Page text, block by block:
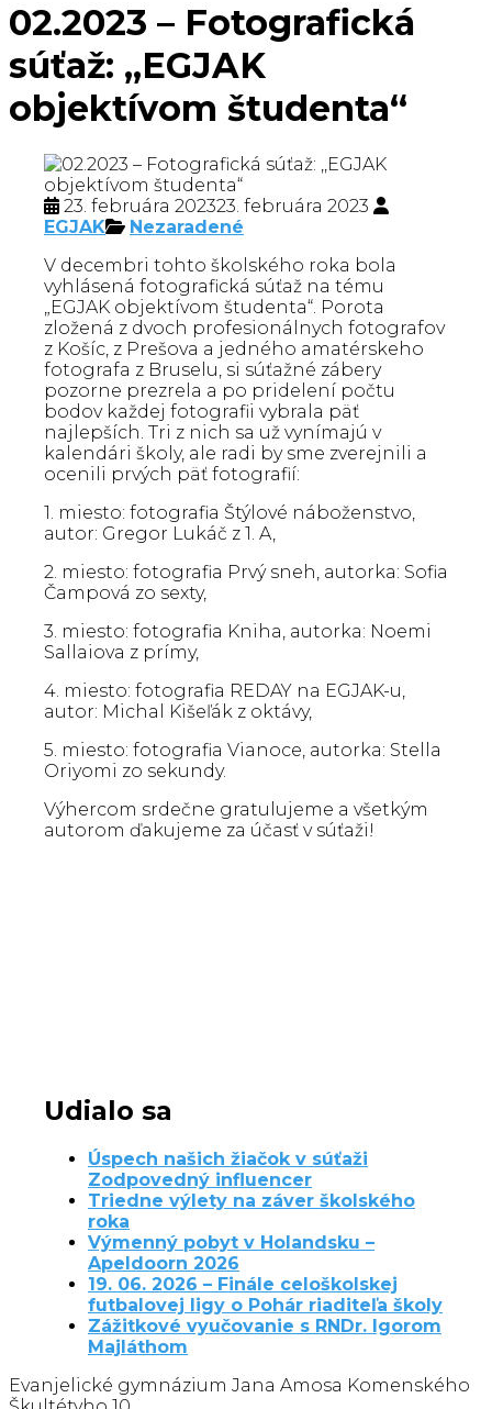
02.2023 – Fotografická
súťaž: ,,EGJAK
objektívom študenta“
23. februára 202323. februára 2023
EGJAK
Nezaradené
V decembri tohto školského roka bola
vyhlásená fotografická súťaž na tému
„EGJAK objektívom študenta“. Porota
zložená z dvoch profesionálnych fotografov
z Košíc, z Prešova a jedného amatérskeho
fotografa z Bruselu, si súťažné zábery
pozorne prezrela a po pridelení počtu
bodov každej fotografii vybrala päť
najlepších. Tri z nich sa už vynímajú v
kalendári školy, ale radi by sme zverejnili a
ocenili prvých päť fotografií:
1. miesto: fotografia Štýlové náboženstvo,
autor: Gregor Lukáč z 1. A,
2. miesto: fotografia Prvý sneh, autorka: Sofia
Čampová zo sexty,
3. miesto: fotografia Kniha, autorka: Noemi
Sallaiova z prímy,
4. miesto: fotografia REDAY na EGJAK-u,
autor: Michal Kišeľák z oktávy,
5. miesto: fotografia Vianoce, autorka: Stella
Oriyomi zo sekundy.
Výhercom srdečne gratulujeme a všetkým
autorom ďakujeme za účasť v súťaži!
Udialo sa
Úspech našich žiačok v súťaži
Zodpovedný influencer
Triedne výlety na záver školského
roka
Výmenný pobyt v Holandsku –
Apeldoorn 2026
19. 06. 2026 – Finále celoškolskej
futbalovej ligy o Pohár riaditeľa školy
Zážitkové vyučovanie s RNDr. Igorom
Majláthom
Evanjelické gymnázium Jana Amosa Komenského